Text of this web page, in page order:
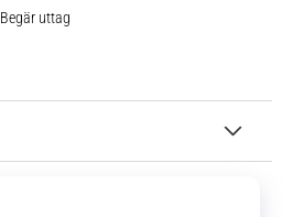
Begär uttag